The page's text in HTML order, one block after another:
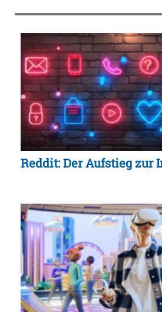
Reddit: Der Aufstieg zur